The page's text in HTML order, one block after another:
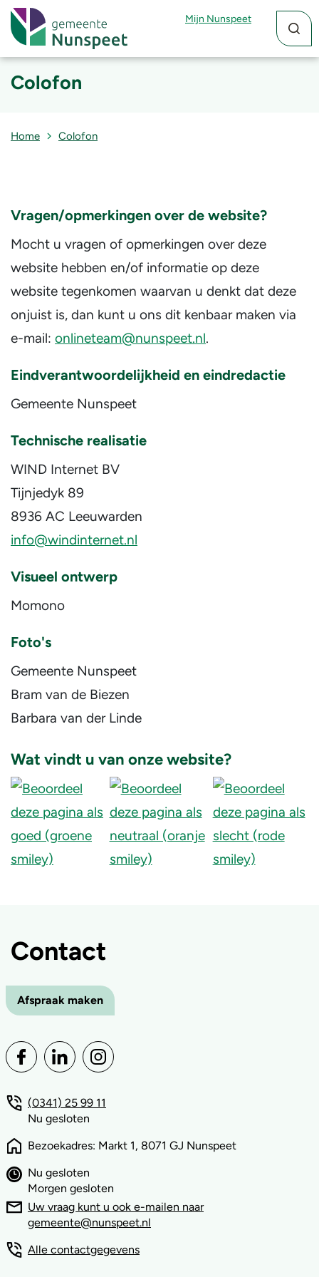
Mijn Nunspeet
Colofon
Home Colofon
Vragen/opmerkingen over de website?
Mocht u vragen of opmerkingen over deze
website hebben en/of informatie op deze
website tegenkomen waarvan u denkt dat deze
onjuist is, dan kunt u ons dit kenbaar maken via
e-mail: onlineteam@nunspeet.nl.
Eindverantwoordelijkheid en eindredactie
Gemeente Nunspeet
Technische realisatie
WIND Internet BV
Tijnjedyk 89
8936 AC Leeuwarden
info@windinternet.nl
Visueel ontwerp
Momono
Foto's
Gemeente Nunspeet
Bram van de Biezen
Barbara van der Linde
Wat vindt u van onze website?
Contact
Afspraak maken
(0341) 25 99 11
Nu gesloten
Bezoekadres: Markt 1, 8071 GJ Nunspeet
Nu gesloten
Morgen gesloten
Uw vraag kunt u ook e-mailen naar
gemeente@nunspeet.nl
Alle contactgegevens